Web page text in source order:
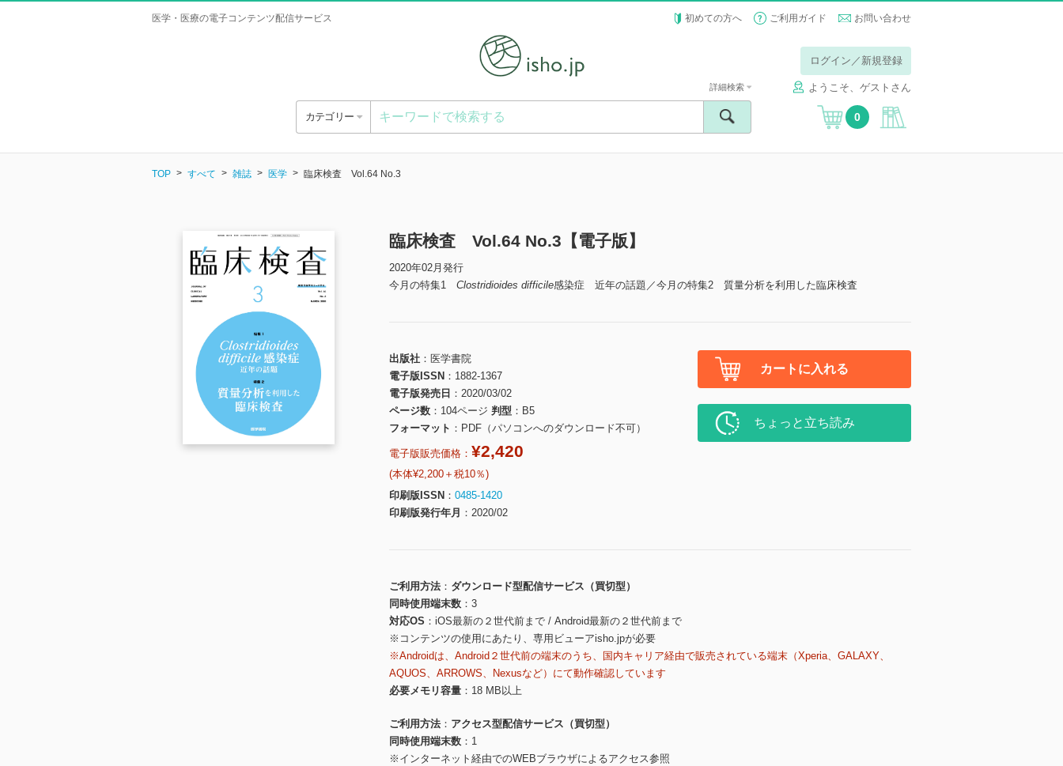
医学・医療の電子コンテンツ配信サービス 初めての方へ ご利用ガイド お問い合わせ
ログイン／新規登録
ようこそ、ゲストさん
カテゴリー
詳細検索
0
TOP すべて 雑誌 医学 臨床検査 Vol.64 No.3
臨床検査 Vol.64 No.3【電子版】
2020年02月発行
今月の特集1 Clostridioides difficile感染症 近年の話題／今月の特集2 質量分析を利用した臨床検査
出版社
医学書院
電子版ISSN
1882-1367
電子版発売日
2020/03/02
ページ数
104ページ 判型
B5
フォーマット
PDF（パソコンへのダウンロード不可）
電子版販売価格： ¥2,420
(本体¥2,200＋税10％)
印刷版ISSN
0485-1420
印刷版発行年月
2020/02
カートに入れる
ちょっと立ち読み
ご利用方法
ダウンロード型配信サービス（買切型）
同時使用端末数
3
対応OS
iOS最新の２世代前まで / Android最新の２世代前まで
※コンテンツの使用にあたり、専用ビューアisho.jpが必要
※Androidは、Android２世代前の端末のうち、国内キャリア経由で販売されている端末（Xperia、GALAXY、
AQUOS、ARROWS、Nexusなど）にて動作確認しています
必要メモリ容量
18 MB以上
ご利用方法
アクセス型配信サービス（買切型）
同時使用端末数
1
※インターネット経由でのWEBブラウザによるアクセス参照